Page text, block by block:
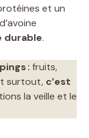
et un
durable.
: fruits,
surtout, c’est
la veille et le